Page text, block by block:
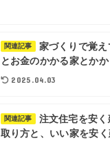
関連記事
家づくりで覚
とお金のかかる家とか
2025.04.03
関連記事
注文住宅を安
取り方と、いい家を安